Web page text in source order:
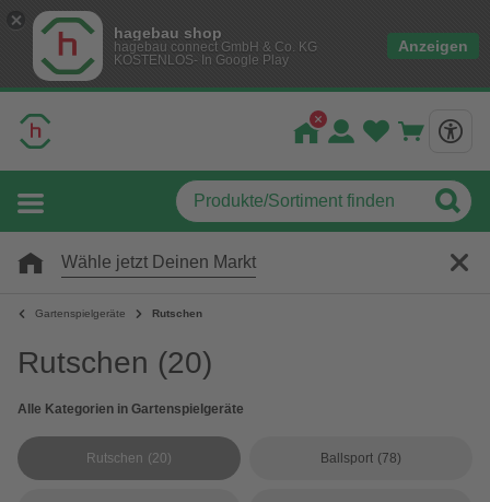
hagebau shop
hagebau connect GmbH & Co. KG
KOSTENLOS- In Google Play
Anzeigen
Wähle jetzt Deinen Markt
Gartenspielgeräte Rutschen
Rutschen (20)
Alle Kategorien in Gartenspielgeräte
Rutschen (20) Ballsport (78)